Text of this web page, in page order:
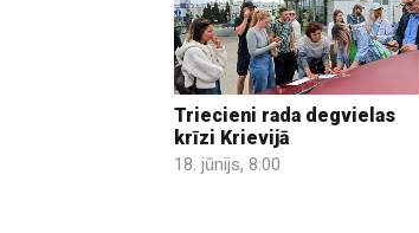
Triecieni rada degvielas
krīzi Krievijā
18. jūnijs, 8:00